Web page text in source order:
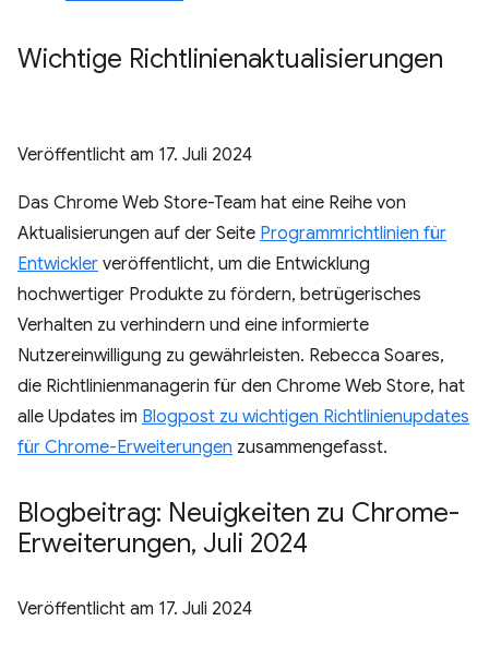
Wichtige Richtlinienaktualisierungen
Veröffentlicht am 17. Juli 2024
Das Chrome Web Store-Team hat eine Reihe von
Aktualisierungen auf der Seite Programmrichtlinien für
Entwickler veröffentlicht, um die Entwicklung
hochwertiger Produkte zu fördern, betrügerisches
Verhalten zu verhindern und eine informierte
Nutzereinwilligung zu gewährleisten. Rebecca Soares,
die Richtlinienmanagerin für den Chrome Web Store, hat
alle Updates im Blogpost zu wichtigen Richtlinienupdates
für Chrome-Erweiterungen zusammengefasst.
Blogbeitrag: Neuigkeiten zu Chrome-
Erweiterungen, Juli 2024
Veröffentlicht am 17. Juli 2024